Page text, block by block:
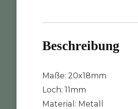
Beschreibung
Maße: 20x18mm
Loch: 11mm
Material: Metall